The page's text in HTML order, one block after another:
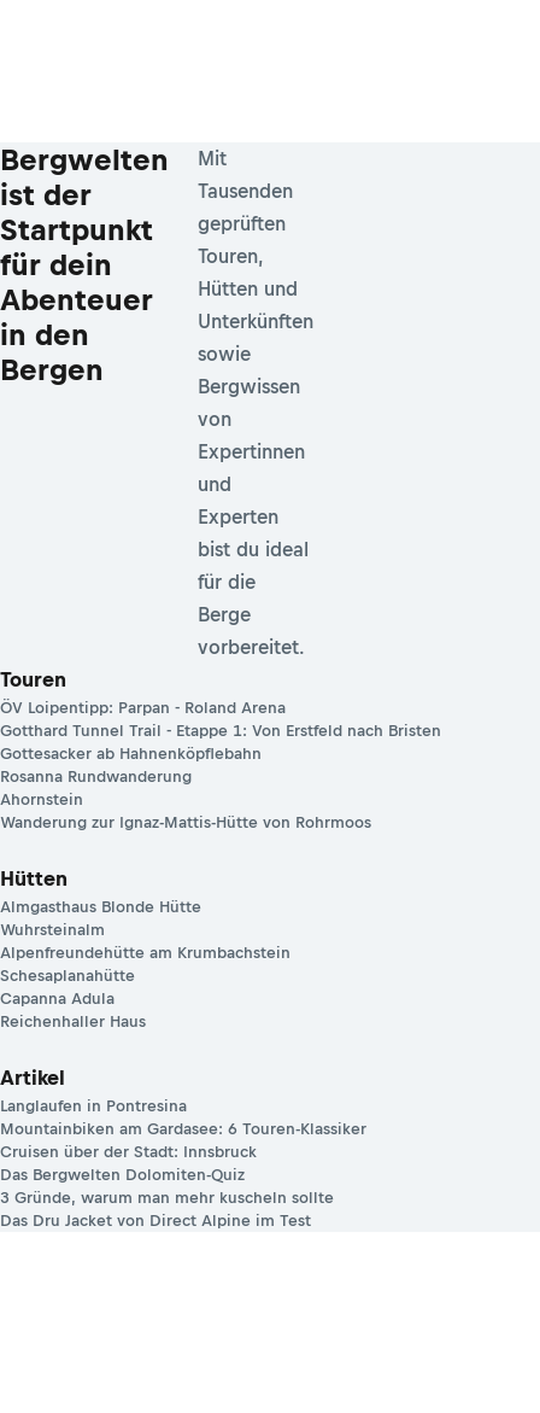
Bergwelten
ist der
Startpunkt
für dein
Abenteuer
in den
Bergen
Mit
Tausenden
geprüften
Touren,
Hütten und
Unterkünften
sowie
Bergwissen
von
Expertinnen
und
Experten
bist du ideal
für die
Berge
vorbereitet.
Touren
ÖV Loipentipp: Parpan - Roland Arena
Gotthard Tunnel Trail - Etappe 1: Von Erstfeld nach Bristen
Gottesacker ab Hahnenköpflebahn
Rosanna Rundwanderung
Ahornstein
Wanderung zur Ignaz-Mattis-Hütte von Rohrmoos
Hütten
Almgasthaus Blonde Hütte
Wuhrsteinalm
Alpenfreundehütte am Krumbachstein
Schesaplanahütte
Capanna Adula
Reichenhaller Haus
Artikel
Langlaufen in Pontresina
Mountainbiken am Gardasee: 6 Touren-Klassiker
Cruisen über der Stadt: Innsbruck
Das Bergwelten Dolomiten-Quiz
3 Gründe, warum man mehr kuscheln sollte
Das Dru Jacket von Direct Alpine im Test